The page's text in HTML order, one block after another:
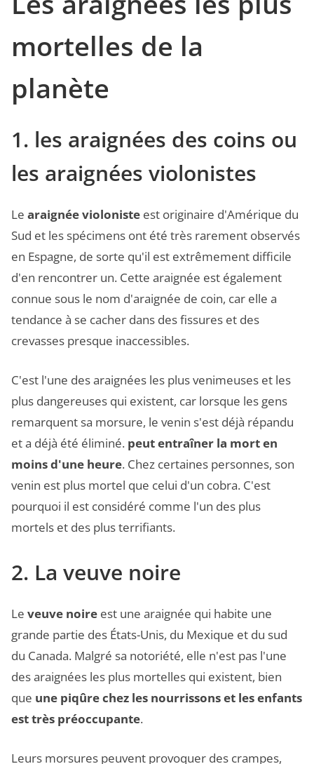
mortelles de la
planète
1. les araignées des coins ou
les araignées violonistes
Le araignée violoniste est originaire d'Amérique du
Sud et les spécimens ont été très rarement observés
en Espagne, de sorte qu'il est extrêmement difficile
d'en rencontrer un. Cette araignée est également
connue sous le nom d'araignée de coin, car elle a
tendance à se cacher dans des fissures et des
crevasses presque inaccessibles.
C'est l'une des araignées les plus venimeuses et les
plus dangereuses qui existent, car lorsque les gens
remarquent sa morsure, le venin s'est déjà répandu
et a déjà été éliminé. peut entraîner la mort en
moins d'une heure. Chez certaines personnes, son
venin est plus mortel que celui d'un cobra. C'est
pourquoi il est considéré comme l'un des plus
mortels et des plus terrifiants.
2. La veuve noire
Le veuve noire est une araignée qui habite une
grande partie des États-Unis, du Mexique et du sud
du Canada. Malgré sa notoriété, elle n'est pas l'une
des araignées les plus mortelles qui existent, bien
que une piqûre chez les nourrissons et les enfants
est très préoccupante.
Leurs morsures peuvent provoquer des crampes,